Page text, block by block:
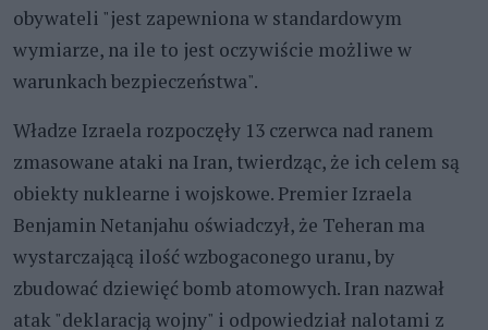
obywateli "jest zapewniona w standardowym
wymiarze, na ile to jest oczywiście możliwe w
warunkach bezpieczeństwa".
Władze Izraela rozpoczęły 13 czerwca nad ranem
zmasowane ataki na Iran, twierdząc, że ich celem są
obiekty nuklearne i wojskowe. Premier Izraela
Benjamin Netanjahu oświadczył, że Teheran ma
wystarczającą ilość wzbogaconego uranu, by
zbudować dziewięć bomb atomowych. Iran nazwał
atak "deklaracją wojny" i odpowiedział nalotami z